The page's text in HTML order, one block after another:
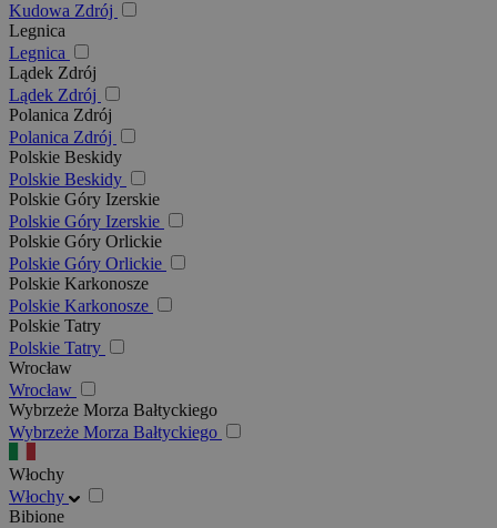
Kudowa Zdrój
Legnica
Legnica
Lądek Zdrój
Lądek Zdrój
Polanica Zdrój
Polanica Zdrój
Polskie Beskidy
Polskie Beskidy
Polskie Góry Izerskie
Polskie Góry Izerskie
Polskie Góry Orlickie
Polskie Góry Orlickie
Polskie Karkonosze
Polskie Karkonosze
Polskie Tatry
Polskie Tatry
Wrocław
Wrocław
Wybrzeże Morza Bałtyckiego
Wybrzeże Morza Bałtyckiego
Włochy
Włochy
Bibione